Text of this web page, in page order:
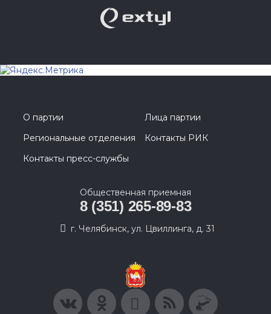
О партии
Лица партии
Региональные отделения
Контакты РИК
Контакты пресс-службы
Общественная приемная
8 (351) 265-89-83
г. Челябинск, ул. Цвиллинга, д. 31